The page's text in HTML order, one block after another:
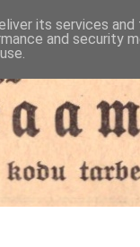
its services
and security